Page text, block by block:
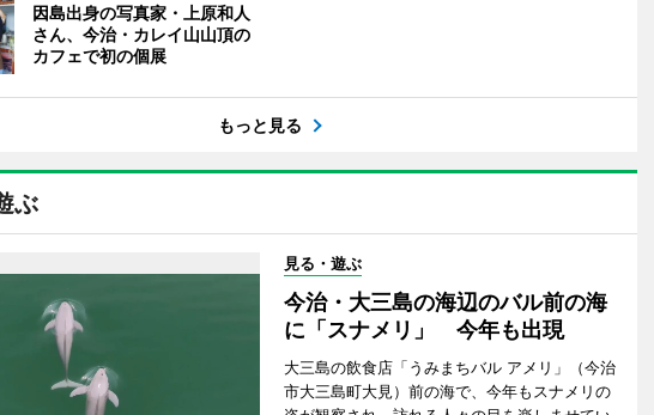
因島出身の写真家・上原和人
さん、今治・カレイ山山頂の
カフェで初の個展
もっと見る
ぶ
見る・遊ぶ
今治・大三島の海辺のバル前の海
に「スナメリ」 今年も出現
大三島の飲食店「うみまちバル アメリ」（今治
市大三島町大見）前の海で、今年もスナメリの